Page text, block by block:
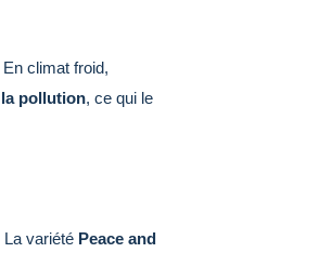
En climat froid,
pollution, ce qui le
La variété Peace and